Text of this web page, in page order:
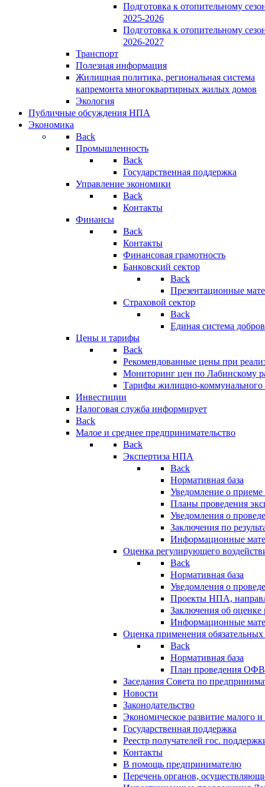
Подготовка к отопительному
2025-2026
Подготовка к отопительному
2026-2027
Транспорт
Полезная информация
Жилищная политика, региональная система
капремонта многоквартирных жилых домов
Экология
Публичные обсуждения НПА
Экономика
Back
Промышленность
Back
Государственная поддержка
Управление экономики
Back
Контакты
Финансы
Back
Контакты
Финансовая грамотность
Банковский сектор
Back
Презентационные
Страховой сектор
Back
Единая система
Цены и тарифы
Back
Рекомендованные цены при
Мониторинг цен по Лабинскому
Тарифы жилищно-коммунального
Инвестиции
Налоговая служба информирует
Back
Малое и среднее предпринимательство
Back
Экспертиза НПА
Back
Нормативная база
Уведомление о
Планы проведения
Уведомления о
Заключения по
Информационные
Оценка регулирующего
Back
Нормативная база
Уведомления о
Проекты НПА,
Заключения об
Информационные
Оценка применения
Back
Нормативная база
План проведения
Заседания Совета по
Новости
Законодательство
Экономическое развитие малого и
Государственная поддержка
Реестр получателей гос.
Контакты
В помощь предпринимателю
Перечень органов,